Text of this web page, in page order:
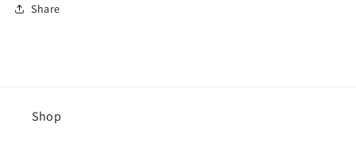
Share
Shop